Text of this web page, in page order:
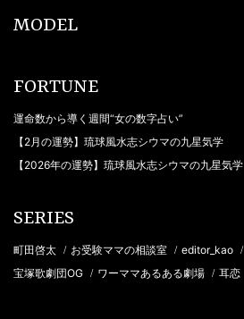
MODEL
FORTUNE
運命数から導く週間“女の数字占い”
【2月の運勢】琉球風水志シウマの九星気学
【2026年の運勢】琉球風水志シウマの九星気学
SERIES
町田啓太 / お受験ママの相談室 / editor_kao /
宝塚歌劇団OG / ワーママあるある劇場 / 耳恋